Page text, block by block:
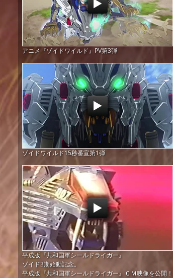
アニメ『ゾイドワイルド』PV第3弾
ゾイドワイルド15秒番宣第1弾
平成版『共和国軍シールドライガー』
ゾイド3期始動記念。
平成版『共和国軍シールドライガー』ＣＭ映像を公開！